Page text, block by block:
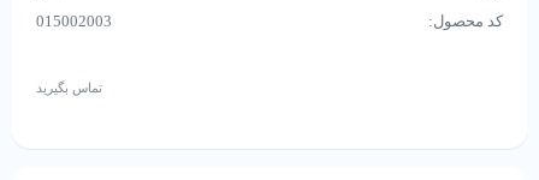
کد محصول:
015002003
تماس بگیرید